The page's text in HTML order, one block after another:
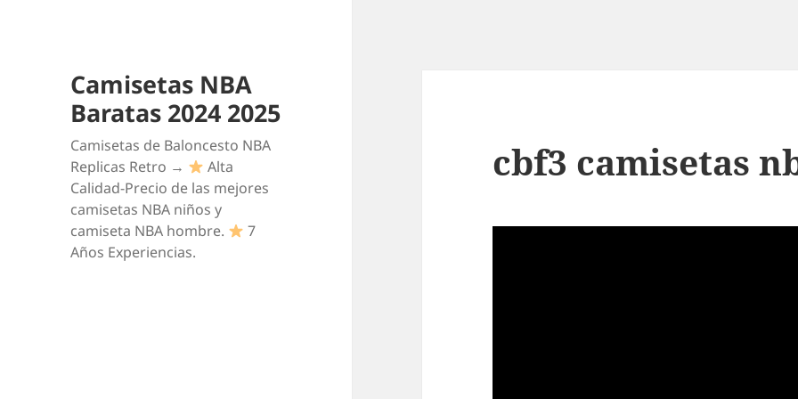
Camisetas NBA
Baratas 2024 2025
Camisetas de Baloncesto NBA
Replicas Retro →
Alta
Calidad-Precio de las mejores
camisetas NBA niños y
camiseta NBA hombre.
7
Años Experiencias.
cbf3 camisetas